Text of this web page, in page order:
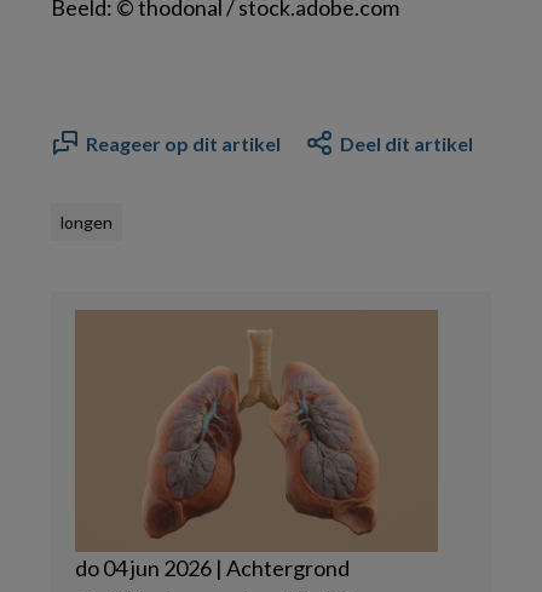
Beeld: © thodonal / stock.adobe.com
Reageer op dit artikel Deel dit artikel
longen
do 04 jun 2026 | Achtergrond